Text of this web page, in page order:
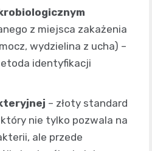
z miejsca zakażenia
wydzielina z ucha) –
identyfikacji
– złoty standard
nie tylko pozwala na
ale przede